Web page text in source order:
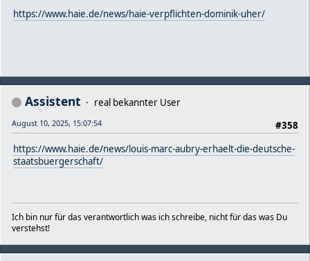
https://www.haie.de/news/haie-verpflichten-dominik-uher/
Assistent
real bekannter User
#358
August 10, 2025, 15:07:54
https://www.haie.de/news/louis-marc-aubry-erhaelt-die-deutsche-
staatsbuergerschaft/
Ich bin nur für das verantwortlich was ich schreibe, nicht für das was Du
verstehst!